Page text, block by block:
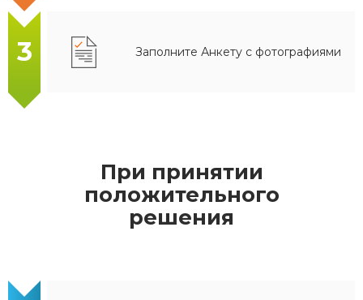
3 Заполните Анкету с фотографиями
При принятии
положительного
решения